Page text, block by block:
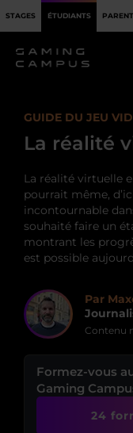
STAGES ÉTUDIANTS
GUIDE DU JEU
La réalité
La réalité virtuelle
pourrait même,
incontournable
souhaité faire un
montrant les
est possible
Par
Contenu
Formez-vous
Gaming
24